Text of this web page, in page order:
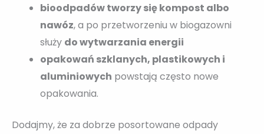
bioodpadów tworzy się kompost albo
nawóz, a po przetworzeniu w biogazowni
służy do wytwarzania energii
opakowań szklanych, plastikowych i
aluminiowych powstają często nowe
opakowania.
Dodajmy, że za dobrze posortowane odpady